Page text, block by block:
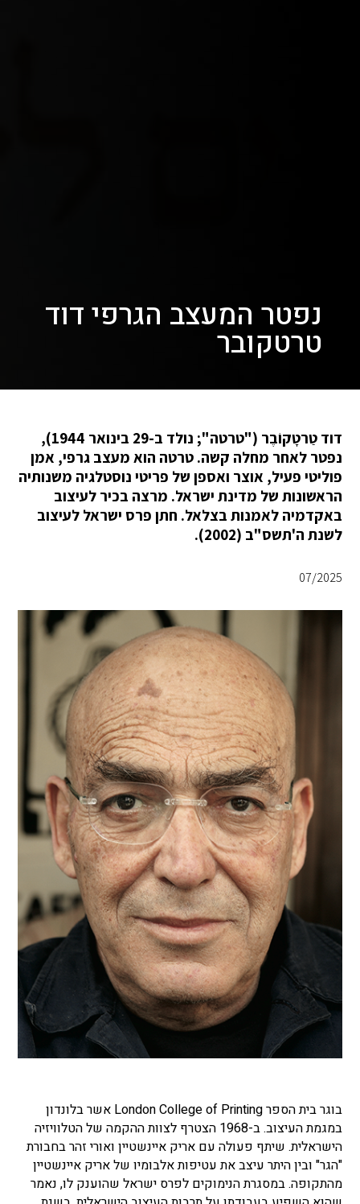
נפטר המעצב הגרפי דוד
טרטקובר
דוד טַרטָקוֹבֶר ("טרטה"; נולד ב-29 בינואר 1944),
נפטר לאחר מחלה קשה. טרטה הוא מעצב גרפי, אמן
פוליטי פעיל, אוצר ואספן של פריטי נוסטלגיה משנותיה
הראשונות של מדינת ישראל. מרצה בכיר לעיצוב
באקדמיה לאמנות בצלאל. חתן פרס ישראל לעיצוב
לשנת ה'תשס"ב (2002).
07/2025
בוגר בית הספרLondon College of Printing אשר בלונדון
במגמת העיצוב. ב-1968 הצטרף לצוות ההקמה של הטלוויזיה
הישראלית. שיתף פעולה עם אריק איינשטיין ואורי זהר בחבורת
"הגר" ובין היתר עיצב את עטיפות אלבומיו של אריק איינשטיין
מהתקופה.במסגרת הנימוקים לפרס ישראל שהוענק לו, נאמר